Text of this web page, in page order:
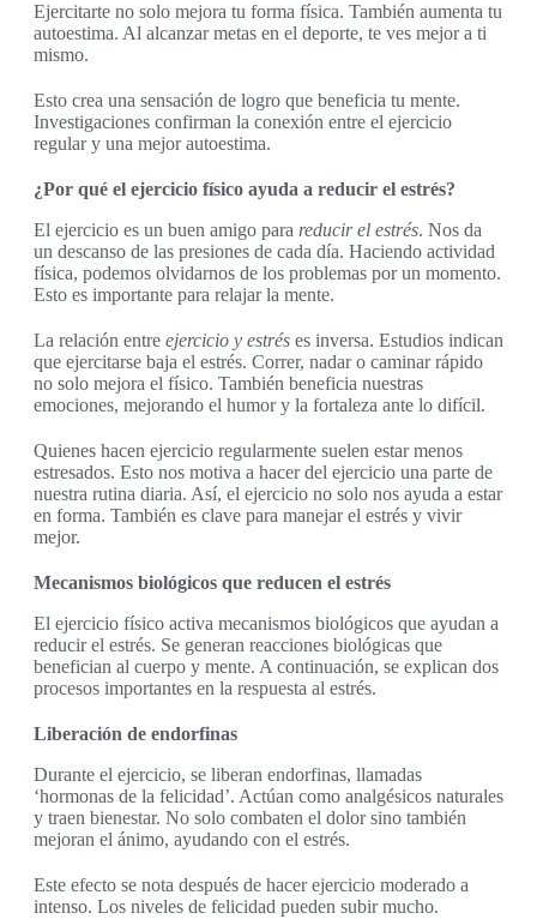
Ejercitarte no solo mejora tu forma física. También aumenta tu
autoestima. Al alcanzar metas en el deporte, te ves mejor a ti
mismo.
Esto crea una sensación de logro que beneficia tu mente.
Investigaciones confirman la conexión entre el ejercicio
regular y una mejor autoestima.
¿Por qué el ejercicio físico ayuda a reducir el estrés?
El ejercicio es un buen amigo para reducir el estrés. Nos da
un descanso de las presiones de cada día. Haciendo actividad
física, podemos olvidarnos de los problemas por un momento.
Esto es importante para relajar la mente.
La relación entre ejercicio y estrés es inversa. Estudios indican
que ejercitarse baja el estrés. Correr, nadar o caminar rápido
no solo mejora el físico. También beneficia nuestras
emociones, mejorando el humor y la fortaleza ante lo difícil.
Quienes hacen ejercicio regularmente suelen estar menos
estresados. Esto nos motiva a hacer del ejercicio una parte de
nuestra rutina diaria. Así, el ejercicio no solo nos ayuda a estar
en forma. También es clave para manejar el estrés y vivir
mejor.
Mecanismos biológicos que reducen el estrés
El ejercicio físico activa mecanismos biológicos que ayudan a
reducir el estrés. Se generan reacciones biológicas que
benefician al cuerpo y mente. A continuación, se explican dos
procesos importantes en la respuesta al estrés.
Liberación de endorfinas
Durante el ejercicio, se liberan endorfinas, llamadas
‘hormonas de la felicidad’. Actúan como analgésicos naturales
y traen bienestar. No solo combaten el dolor sino también
mejoran el ánimo, ayudando con el estrés.
Este efecto se nota después de hacer ejercicio moderado a
intenso. Los niveles de felicidad pueden subir mucho.